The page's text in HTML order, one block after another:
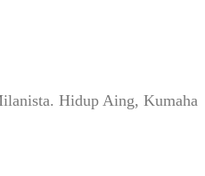
Hidup Aing, Kumaha